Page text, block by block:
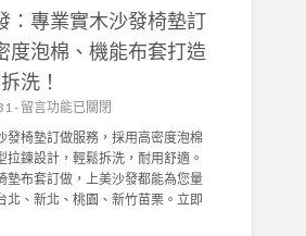
台
灣
高
山
茶
發
的
品
質
：專業實木沙發椅墊訂
度泡棉、機能布套打造
洗！
- 在
〈
上
美
沙
發
留言功能已關閉
發椅墊訂做服務，採用高密度泡棉
拉鍊設計，輕鬆拆洗，耐用舒適。
墊布套訂做，上美沙發都能為您量
北、新北、桃園、新竹苗栗。立即